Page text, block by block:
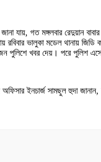
যায়, গত মঙ্গলবার রেদুয়ান
রবিবার ভালুকা মডেল থানায়
পুলিশে খবর দেয়। পরে পুলিশ এসে
অফিসার ইনচার্জ সামছুল হুদা